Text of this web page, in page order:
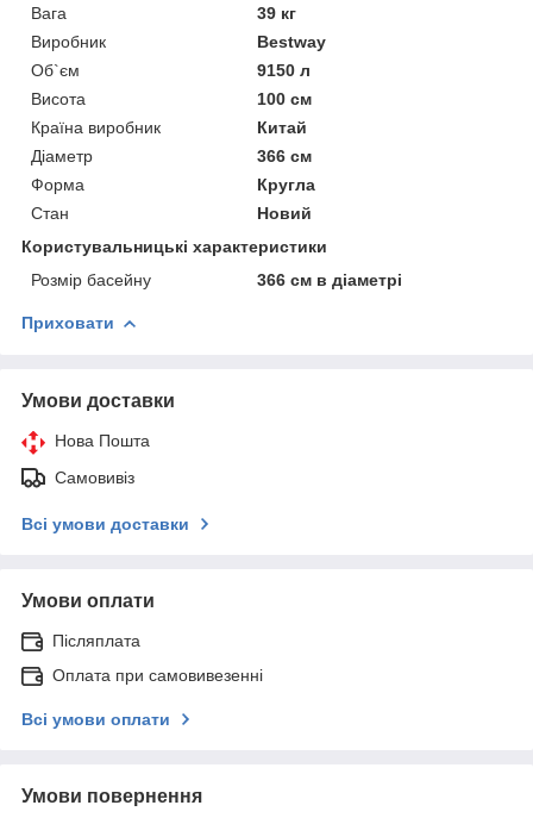
Вага
39 кг
Виробник
Bestway
Об`єм
9150 л
Висота
100 см
Країна виробник
Китай
Діаметр
366 см
Форма
Кругла
Стан
Новий
Користувальницькі характеристики
Розмір басейну
366 см в діаметрі
Приховати
Умови доставки
Нова Пошта
Самовивіз
Всі умови доставки
Умови оплати
Післяплата
Оплата при самовивезенні
Всі умови оплати
Умови повернення